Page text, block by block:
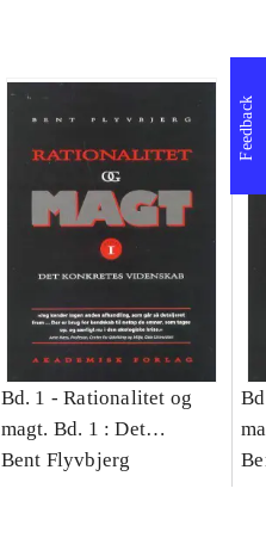
Bd. 1 -Rationalitet og
magt. Bd. 1 : Det
konkretes videnskab
Bent Flyvbjerg
Feedback